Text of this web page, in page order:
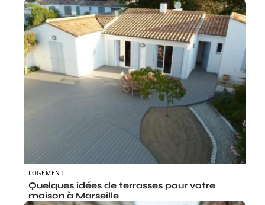
LOGEMENT
Quelques idées de terrasses pour votre
maison à Marseille